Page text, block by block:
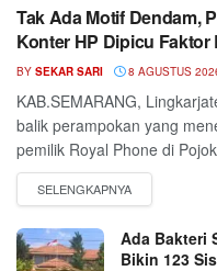
Tak Ada Motif Dendam,
Konter HP Dipicu Faktor
BY SEKAR SARI 8 AGUSTUS
KAB.SEMARANG,
balik perampokan yang
pemilik Royal Phone di
Ada Bakteri
Bikin 123